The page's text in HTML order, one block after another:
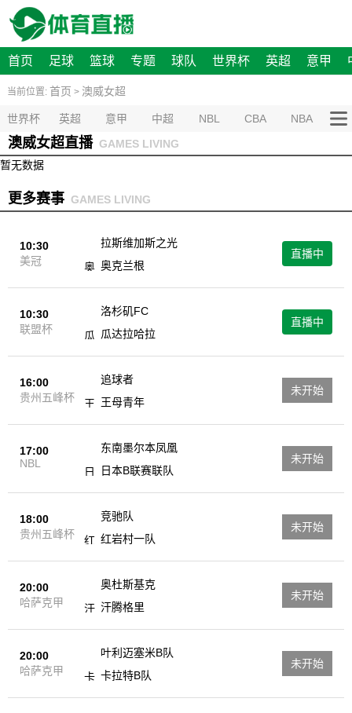
首页 足球 篮球 专题 球队 世界杯 英超 意甲
当前位置: 首页 > 澳威女超
世界杯 英超 意甲 中超 NBL CBA NBA
澳威女超直播 GAMES LIVING
暂无数据
更多赛事 GAMES LIVING
10:30
美冠
拉斯维加斯之光
奥克兰根
直播中
10:30
联盟杯
洛杉矶FC
瓜达拉哈拉
直播中
16:00
贵州五峰杯
追球者
王母青年
未开始
17:00
NBL
东南墨尔本凤凰
日本B联赛联队
未开始
18:00
贵州五峰杯
竞驰队
红岩村一队
未开始
20:00
哈萨克甲
奥杜斯基克
汗腾格里
未开始
20:00
哈萨克甲
叶利迈塞米B队
卡拉特B队
未开始